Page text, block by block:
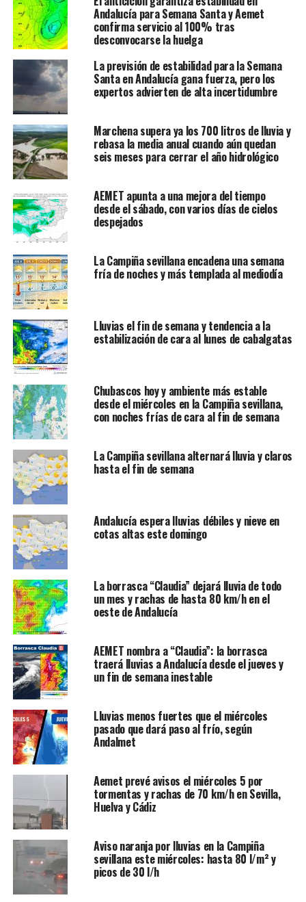
Andalucía para Semana Santa y Aemet
confirma servicio al 100% tras
desconvocarse la huelga
La previsión de estabilidad para la Semana
Santa en Andalucía gana fuerza, pero los
expertos advierten de alta incertidumbre
Marchena supera ya los 700 litros de lluvia y
rebasa la media anual cuando aún quedan
seis meses para cerrar el año hidrológico
AEMET apunta a una mejora del tiempo
desde el sábado, con varios días de cielos
despejados
La Campiña sevillana encadena una semana
fría de noches y más templada al mediodía
Lluvias el fin de semana y tendencia a la
estabilización de cara al lunes de cabalgatas
Chubascos hoy y ambiente más estable
desde el miércoles en la Campiña sevillana,
con noches frías de cara al fin de semana
La Campiña sevillana alternará lluvia y claros
hasta el fin de semana
Andalucía espera lluvias débiles y nieve en
cotas altas este domingo
La borrasca “Claudia” dejará lluvia de todo
un mes y rachas de hasta 80 km/h en el
oeste de Andalucía
AEMET nombra a “Claudia”: la borrasca
traerá lluvias a Andalucía desde el jueves y
un fin de semana inestable
Lluvias menos fuertes que el miércoles
pasado que dará paso al frío, según
Andalmet
Aemet prevé avisos el miércoles 5 por
tormentas y rachas de 70 km/h en Sevilla,
Huelva y Cádiz
Aviso naranja por lluvias en la Campiña
sevillana este miércoles: hasta 80 l/m² y
picos de 30 l/h